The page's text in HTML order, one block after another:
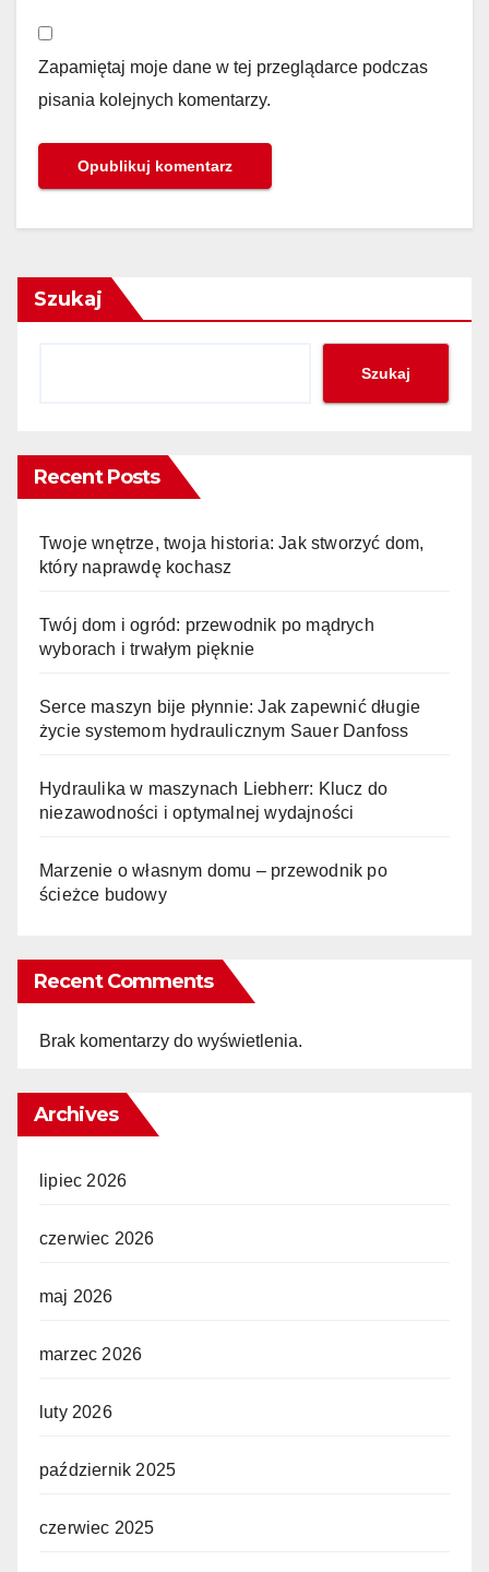
Zapamiętaj moje dane w tej przeglądarce podczas
pisania kolejnych komentarzy.
Szukaj
Szukaj
Recent Posts
Twoje wnętrze, twoja historia: Jak stworzyć dom,
który naprawdę kochasz
Twój dom i ogród: przewodnik po mądrych
wyborach i trwałym pięknie
Serce maszyn bije płynnie: Jak zapewnić długie
życie systemom hydraulicznym Sauer Danfoss
Hydraulika w maszynach Liebherr: Klucz do
niezawodności i optymalnej wydajności
Marzenie o własnym domu – przewodnik po
ścieżce budowy
Recent Comments
Brak komentarzy do wyświetlenia.
Archives
lipiec 2026
czerwiec 2026
maj 2026
marzec 2026
luty 2026
październik 2025
czerwiec 2025